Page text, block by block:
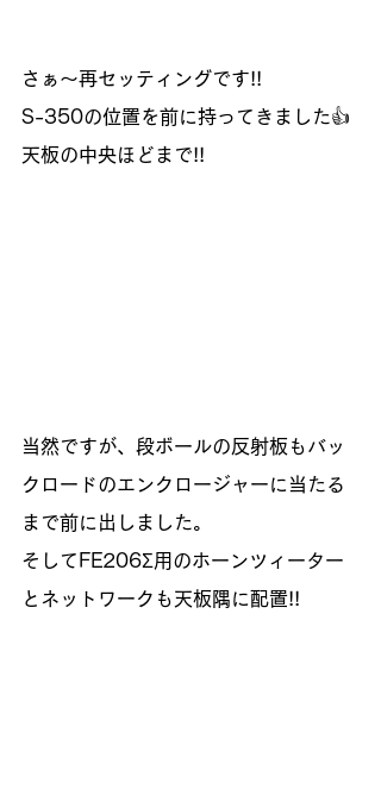
さぁ～再セッティングです!!
S-350の位置を前に持ってきました👍
天板の中央ほどまで!!
当然ですが、段ボールの反射板もバッ
クロードのエンクロージャーに当たる
まで前に出しました。
そしてFE206Σ用のホーンツィーター
とネットワークも天板隅に配置!!